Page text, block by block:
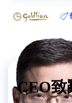
CEO致